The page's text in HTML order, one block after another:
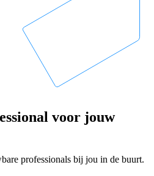
voor jouw
professionals bij jou in de buurt.